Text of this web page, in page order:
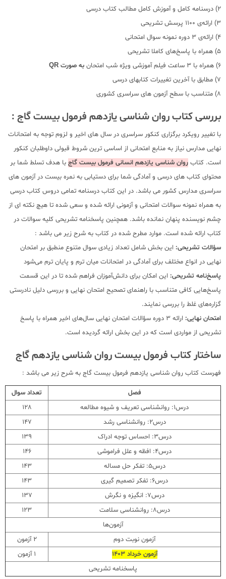
2) درسنامه کامل و آموزش کامل مطالب کتاب درسی
3) ارائه‌ی 1100 پرسش تشریحی
4) ارائه‌ی 3 دوره نمونه سوال امتحانی
5) همراه با پاسخ‌های کاملا تشریحی
6) همراه با 3 ساعت فیلم آموزشی ویژه شب امتحان
به صورت
7) مطابق با آخرین تغییرات کتابهای درسی
8) متناسب با سطح آزمون های سراسری کشوری
بررسی کتاب روان شناسی یازدهم فرمول بیست گاج :
با تغییر رویکرد برگزاری کنکور سراسری در سال های اخیر و لزوم توجه به امتحانات
نهایی مدارس نیاز به منابع امتحانی از اساسی ترین شروط قبولی داوطلبان کنکور
است. کتاب روان شناسی یازدهم انسانی فرمول بیست گاج با هدف تسلط شما بر
محتوای کتاب های درسی و آمادگی شما برای دستیابی به نمره بیست در آزمون های
سراسری مدارس کشور می باشد. در این کتاب درسنامه تمامی دروس کتاب درسی
به همراه نمونه سوالات امتحانی و آزمونی ارائه شده و سعی شده تا هیچ نکته ای از
چشم نویسنده پنهان نمانده باشد. همچنین پاسخنامه تشریحی کلیه سوالات در
کتاب ارائه شده است. موارد مطرح شده در کتاب به شرح زیر می باشد :
سؤالات تشریحی: این بخش شامل تعداد زیادی سوال متنوع منطبق بر امتحان
نهایی در انواع مختلف برای آمادگی در امتحانات میان ترم و پایان ترم می‌شود
پاسخنامه تشریحی: این امکان برای دانش‌آموزان فراهم شده تا در این قسمت
پاسخ‌هایی کافی متناسب با راهنمای تصحیح امتحان نهایی و بررسی دلیل نادرستی
گزاره‌های غلط را بررسی نمایند.
امتحان نهایی:
ارائه 3 دوره سؤالات امتحان نهایی سال‌های اخیر همراه با پاسخ
تشریحی از مواردی است که در این بخش ارائه گردیده است.
ساختار کتاب فرمول بیست روان شناسی یازدهم گاج
فهرست کتاب روان شناسی یازدهم فرمول بیست گاج به شرح زیر می باشد :
فصل
تعداد سوال
درس1: روانشناسی تعریف و شیوه مطالعه
128
درس2: روانشناسی رشد
147
درس3: احساس توجه ادراک
139
درس4: افظه و علل فراموشی
146
درس5: تفکر حل مساله
143
درس6: تفکر تصمیم گیری
143
درس7: انگیزه و نگرش
137
درس8: روانشناسی سلامت
123
آزمون‌ها
آزمون نوبت دوم
2 آزمون
آزمون خرداد 1403
1 آزمون
پاسخنامه تشریحی